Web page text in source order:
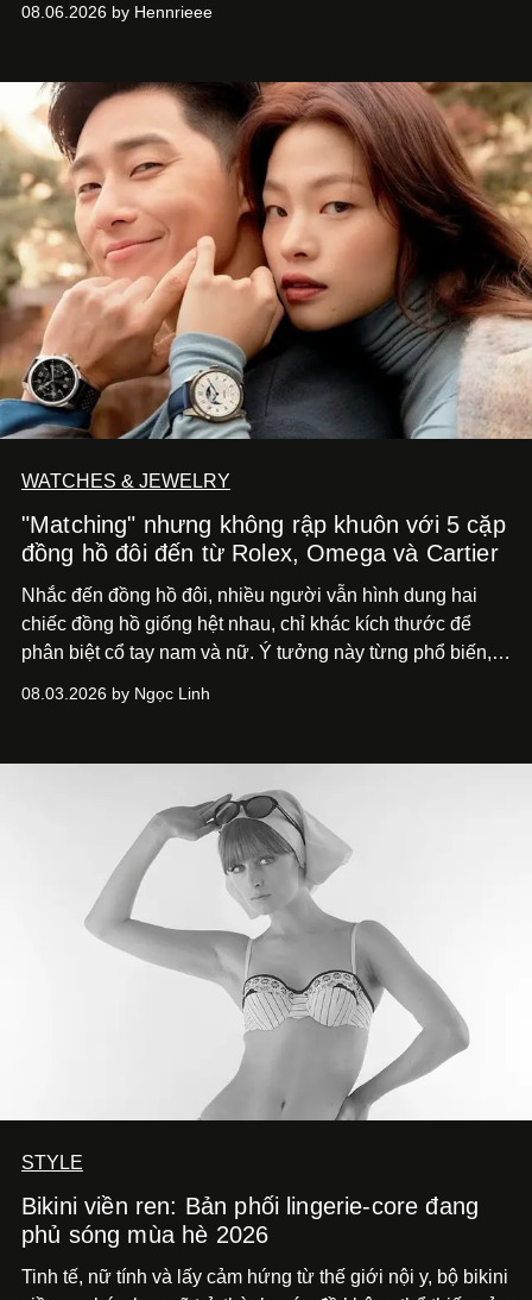
đồng hồ & trang sức xa xỉ tương xứng với địa vị trên màn
08.06.2026 by Hennrieee
WATCHES & JEWELRY
"Matching" nhưng không rập khuôn với 5 cặp
đồng hồ đôi đến từ Rolex, Omega và Cartier
Nhắc đến đồng hồ đôi, nhiều người vẫn hình dung hai
chiếc đồng hồ giống hệt nhau, chỉ khác kích thước để
phân biệt cổ tay nam và nữ. Ý tưởng này từng phổ biến,
khá rập khuôn. Nói lời tạm biết hai phiên bản nam nữ
mải miết tìm kiếm sự đồng nhất tuyệt đối. Họ để những
đường nét, tỷ lệ và bảng màu nối liền hai thiết kế, dù mỗi
phiên bản vẫn mang linh hồn riêng.
08.03.2026 by Ngọc Linh
STYLE
Bikini viền ren: Bản phối lingerie-core đang
phủ sóng mùa hè 2026
Tinh tế, nữ tính và lấy cảm hứng từ thế giới nội y, bộ bikini